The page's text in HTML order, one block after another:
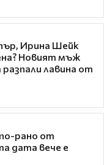
Ирина Шейк
Новият мъж
лавина от
рано от
дата вече е